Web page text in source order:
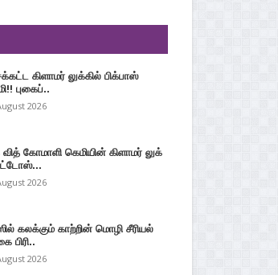
கிளாமர் லுக்கில் பிக்பாஸ்
புகைப்..
2026
வித் கோமாளி கெமியின் கிளாமர் லுக்
2026
கலக்கும் காற்றின் மொழி சீரியல்
பிரி..
2026